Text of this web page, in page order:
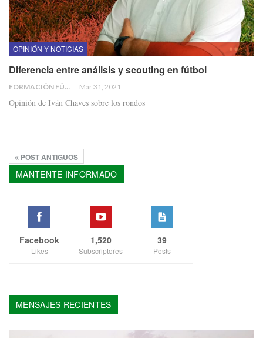
OPINIÓN Y NOTICIAS
Diferencia entre análisis y scouting en fútbol
FORMACIÓN FÚTBOL Mar 31, 2021
Opinión de Iván Chaves sobre los rondos
POST ANTIGUOS
MANTENTE INFORMADO
Facebook
Likes
1,520
Subscriptores
39
Posts
MENSAJES RECIENTES